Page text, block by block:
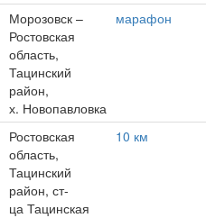
Морозовск –
Ростовская
область,
Тацинский
район,
х. Новопавловка
марафон
Ростовская
область,
Тацинский
район, ст-
ца Тацинская
10 км